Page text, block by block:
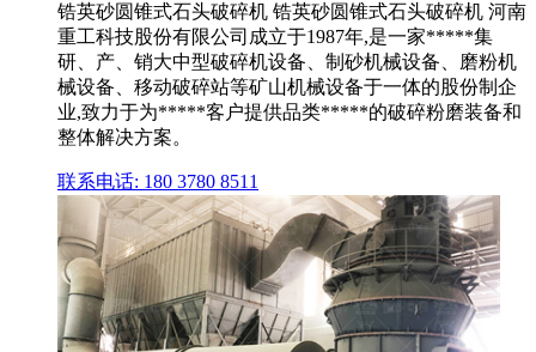
锆英砂圆锥式石头破碎机 锆英砂圆锥式石头破碎机 河南
重工科技股份有限公司成立于1987年,是一家*****集
研、产、销大中型破碎机设备、制砂机械设备、磨粉机
械设备、移动破碎站等矿山机械设备于一体的股份制企
业,致力于为*****客户提供品类*****的破碎粉磨装备和
整体解决方案。
联系电话: 180 3780 8511